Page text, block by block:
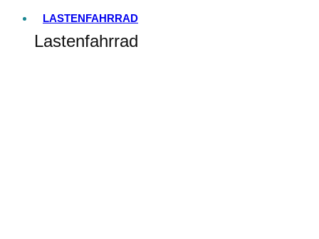
LASTENFAHRRAD
Lastenfahrrad